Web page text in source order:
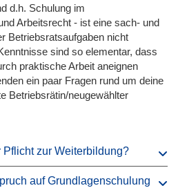
d.h. Schulung im
Arbeitsrecht - ist eine sach- und
Betriebsratsaufgaben nicht
sind so elementar, dass
praktische Arbeit aneignen
ein paar Fragen rund um deine
Betriebsrätin/neugewählter
zur Weiterbildung?
auf Grundlagenschulung